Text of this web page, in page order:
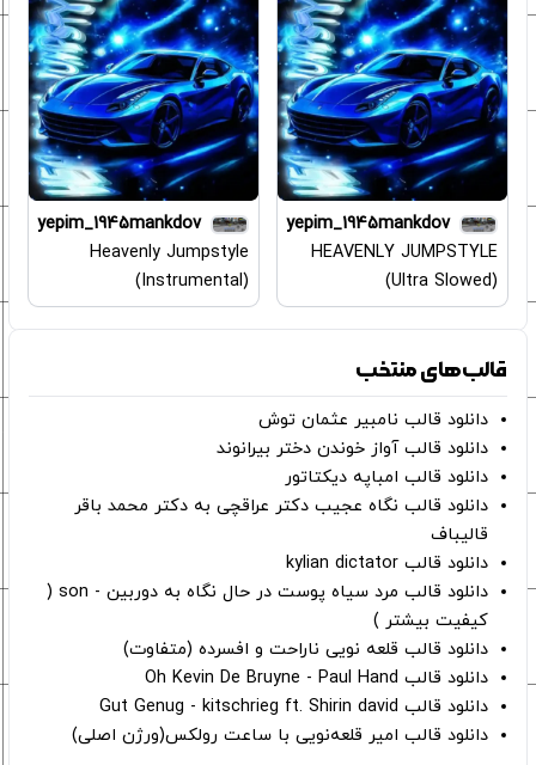
yepim_1945mankdov
HEAVENLY JUMPSTYLE
(Ultra Slowed)
yepim_1945mankdov
Heavenly Jumpstyle
(Instrumental)
قالب‌های منتخب
دانلود قالب نامبیر عثمان ‌توش
دانلود قالب آواز خوندن دختر بیرانوند
دانلود قالب امباپه دیکتاتور
دانلود قالب نگاه عجیب دکتر عراقچی به دکتر محمد باقر
قالیباف
دانلود قالب kylian dictator
دانلود قالب مرد سیاه پوست در حال نگاه به دوربین - son (
کیفیت بیشتر )
دانلود قالب قلعه نویی ناراحت و افسرده (متفاوت)
دانلود قالب Oh Kevin De Bruyne - Paul Hand
دانلود قالب Gut Genug - kitschrieg ft. Shirin david
دانلود قالب امیر قلعه‌نویی با ساعت رولکس(ورژن اصلی)